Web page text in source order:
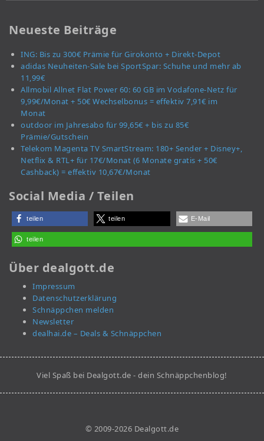
Neueste Beiträge
ING: Bis zu 300€ Prämie für Girokonto + Direkt-Depot
adidas Neuheiten-Sale bei SportSpar: Schuhe und mehr ab
11,99€
Allmobil Allnet Flat Power 60: 60 GB im Vodafone-Netz für
9,99€/Monat + 50€ Wechselbonus = effektiv 7,91€ im
Monat
outdoor im Jahresabo für 99,65€ + bis zu 85€
Prämie/Gutschein
Telekom Magenta TV SmartStream: 180+ Sender + Disney+,
Netflix & RTL+ für 17€/Monat (6 Monate gratis + 50€
Cashback) = effektiv 10,67€/Monat
Social Media / Teilen
teilen teilen E-Mail
teilen
Über dealgott.de
Impressum
Datenschutzerklärung
Schnäppchen melden
Newsletter
dealhai.de – Deals & Schnäppchen
Viel Spaß bei Dealgott.de - dein Schnäppchenblog!
© 2009-2026 Dealgott.de